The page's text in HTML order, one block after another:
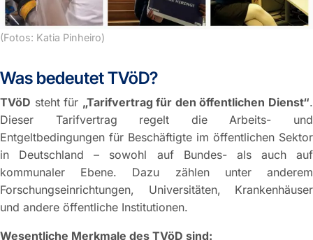
(Fotos: Katia Pinheiro)
Was bedeutet TVöD?
TVöD steht für „Tarifvertrag für den öffentlichen Dienst“.
Dieser Tarifvertrag regelt die Arbeits- und
Entgeltbedingungen für Beschäftigte im öffentlichen Sektor
in Deutschland – sowohl auf Bundes- als auch auf
kommunaler Ebene. Dazu zählen unter anderem
Forschungseinrichtungen, Universitäten, Krankenhäuser
und andere öffentliche Institutionen.
Wesentliche Merkmale des TVöD sind: